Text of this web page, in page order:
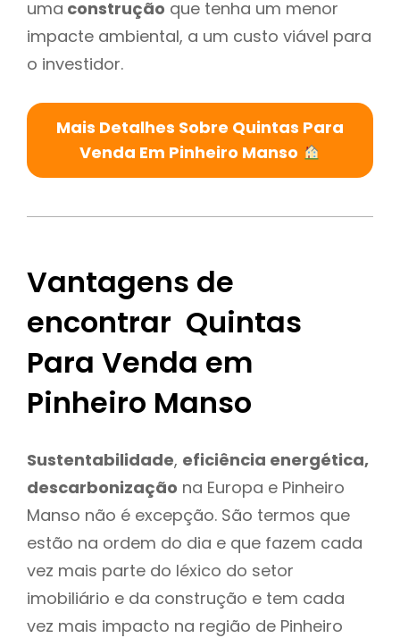
uma construção que tenha um menor
impacte ambiental, a um custo viável para
o investidor.
Mais Detalhes Sobre Quintas Para
Venda Em Pinheiro Manso
Vantagens de
encontrar Quintas
Para Venda em
Pinheiro Manso
Sustentabilidade, eficiência energética,
descarbonização na Europa e Pinheiro
Manso não é excepção. São termos que
estão na ordem do dia e que fazem cada
vez mais parte do léxico do setor
imobiliário e da construção e tem cada
vez mais impacto na região de Pinheiro